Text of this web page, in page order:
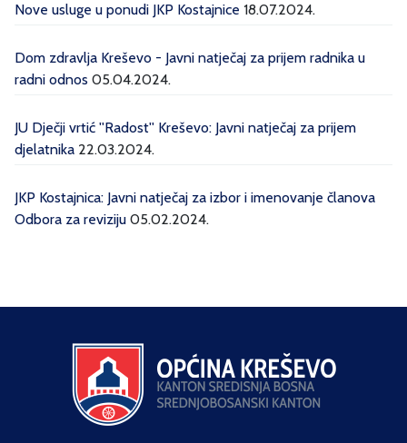
Nove usluge u ponudi JKP Kostajnice 18.07.2024.
Dom zdravlja Kreševo - Javni natječaj za prijem radnika u
radni odnos 05.04.2024.
JU Dječji vrtić ''Radost'' Kreševo: Javni natječaj za prijem
djelatnika 22.03.2024.
JKP Kostajnica: Javni natječaj za izbor i imenovanje članova
Odbora za reviziju 05.02.2024.